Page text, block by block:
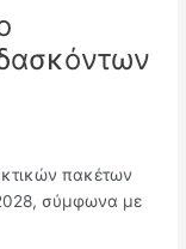
πακέτων
σύμφωνα με